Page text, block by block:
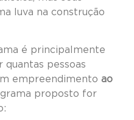
luva na construção
é principalmente
pessoas
empreendimento ao
proposto for